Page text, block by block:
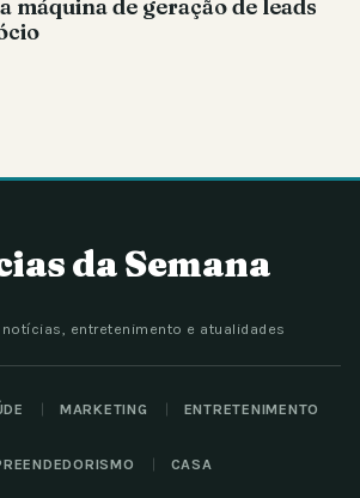
máquina de geração de leads
da Semana
notícias, entretenimento e atualidades
MARKETING ENTRETENIMENTO
CASA